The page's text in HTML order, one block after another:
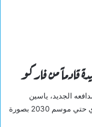
قادماً من فاركو
الجديد، ياسين
مرعي، قادماً من صفوف فاركو السكندري حتي موسم 2030 بصورة